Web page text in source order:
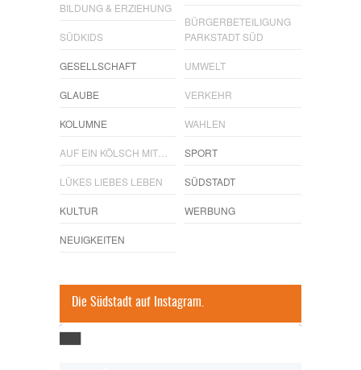
BILDUNG & ERZIEHUNG
SÜDKIDS
GESELLSCHAFT
GLAUBE
KOLUMNE
AUF EIN KÖLSCH MIT…
LÜKES LIEBES LEBEN
KULTUR
NEUIGKEITEN
BÜRGERBETEILIGUNG
PARKSTADT SÜD
UMWELT
VERKEHR
WAHLEN
SPORT
SÜDSTADT
WERBUNG
Die Südstadt auf Instagram.